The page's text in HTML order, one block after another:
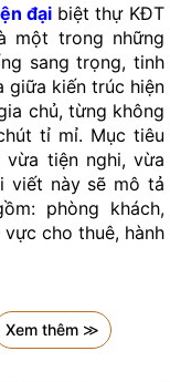
đại biệt thự KĐT
một trong những
sang trọng, tinh
giữa kiến trúc hiện
chủ, từng không
tỉ mỉ. Mục tiêu
tiện nghi, vừa
viết này sẽ mô tả
phòng khách,
cho thuê, hành
KĐT Vinhomes
Xem thêm ≫